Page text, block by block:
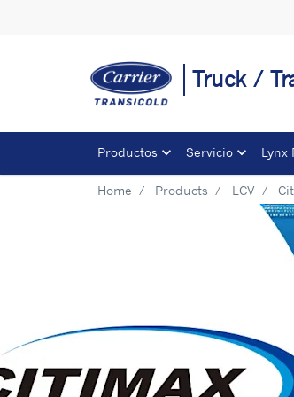
Truck /
Productos Servicio Lynx
Home Products LCV